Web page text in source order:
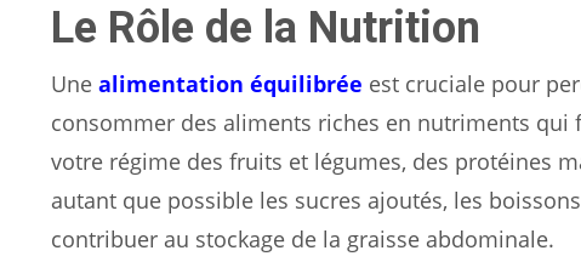
Le Rôle de la Nutrition
Une alimentation équilibrée est cruciale pour
consommer des aliments riches en nutriments qui
votre régime des fruits et légumes, des protéines
autant que possible les sucres ajoutés, les
contribuer au stockage de la graisse abdominale.